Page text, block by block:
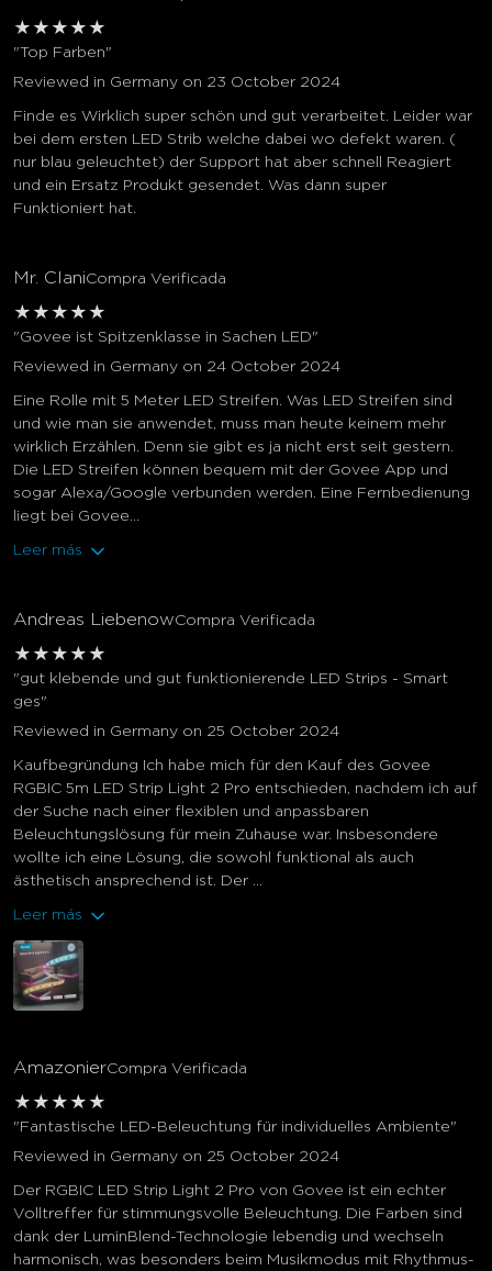
★ ★ ★ ★ ★
"Top Farben"
Reviewed in Germany on 23 October 2024
Finde es Wirklich super schön und gut verarbeitet. Leider war
bei dem ersten LED Strib welche dabei wo defekt waren. (
nur blau geleuchtet) der Support hat aber schnell Reagiert
und ein Ersatz Produkt gesendet. Was dann super
Funktioniert hat.
Mr. ClaniCompra Verificada
★ ★ ★ ★ ★
"Govee ist Spitzenklasse in Sachen LED"
Reviewed in Germany on 24 October 2024
Eine Rolle mit 5 Meter LED Streifen. Was LED Streifen sind
und wie man sie anwendet, muss man heute keinem mehr
wirklich Erzählen. Denn sie gibt es ja nicht erst seit gestern.
Die LED Streifen können bequem mit der Govee App und
sogar Alexa/Google verbunden werden. Eine Fernbedienung
liegt bei Govee...
Leer más
Andreas LiebenowCompra Verificada
★ ★ ★ ★ ★
"gut klebende und gut funktionierende LED Strips - Smart
ges"
Reviewed in Germany on 25 October 2024
Kaufbegründung Ich habe mich für den Kauf des Govee
RGBIC 5m LED Strip Light 2 Pro entschieden, nachdem ich auf
der Suche nach einer flexiblen und anpassbaren
Beleuchtungslösung für mein Zuhause war. Insbesondere
wollte ich eine Lösung, die sowohl funktional als auch
ästhetisch ansprechend ist. Der ...
Leer más
AmazonierCompra Verificada
★ ★ ★ ★ ★
"Fantastische LED-Beleuchtung für individuelles Ambiente"
Reviewed in Germany on 25 October 2024
Der RGBIC LED Strip Light 2 Pro von Govee ist ein echter
Volltreffer für stimmungsvolle Beleuchtung. Die Farben sind
dank der LuminBlend-Technologie lebendig und wechseln
harmonisch, was besonders beim Musikmodus mit Rhythmus-